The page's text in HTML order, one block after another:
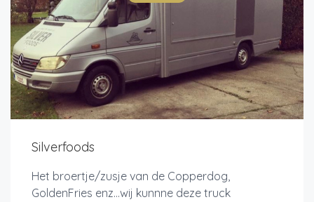
Silverfoods
Het broertje/zusje van de Copperdog,
GoldenFries enz...wij kunnne deze truck